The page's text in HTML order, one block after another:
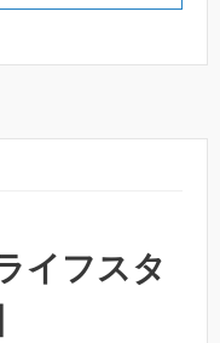
イフスタ